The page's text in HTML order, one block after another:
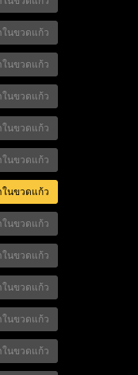
ในขวดแก้ว
ในขวดแก้ว
ในขวดแก้ว
ในขวดแก้ว
ในขวดแก้ว
ในขวดแก้ว
ในขวดแก้ว
ในขวดแก้ว
ในขวดแก้ว
ในขวดแก้ว
ในขวดแก้ว